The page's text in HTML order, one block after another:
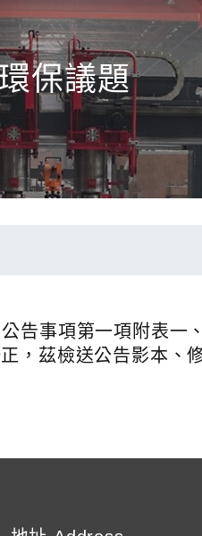
保議題
告事項第一項附表一
，茲檢送公告影本、